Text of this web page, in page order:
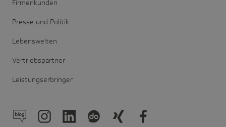
Firmenkunden
Presse und Politik
Lebenswelten
Vertriebspartner
Leistungserbringer